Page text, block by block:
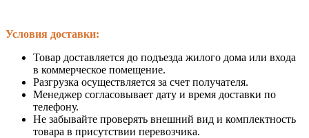
Условия доставки:
Товар доставляется до подъезда жилого дома или входа
в коммерческое помещение.
Разгрузка осуществляется за счет получателя.
Менеджер согласовывает дату и время доставки по
телефону.
Не забывайте проверять внешний вид и комплектность
товара в присутствии перевозчика.